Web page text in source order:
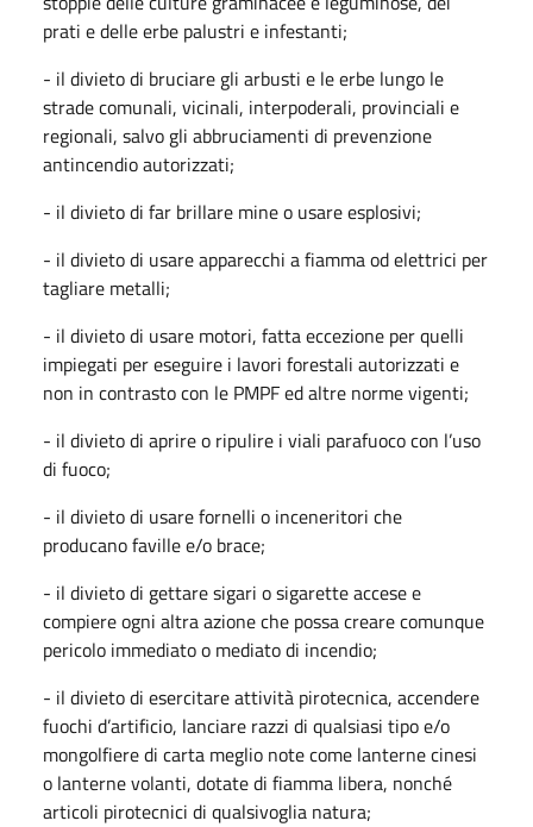
prati e delle erbe palustri e infestanti;
- il divieto di bruciare gli arbusti e le erbe lungo le
strade comunali, vicinali, interpoderali, provinciali e
regionali, salvo gli abbruciamenti di prevenzione
antincendio autorizzati;
- il divieto di far brillare mine o usare esplosivi;
- il divieto di usare apparecchi a fiamma od elettrici per
tagliare metalli;
- il divieto di usare motori, fatta eccezione per quelli
impiegati per eseguire i lavori forestali autorizzati e
non in contrasto con le PMPF ed altre norme vigenti;
- il divieto di aprire o ripulire i viali parafuoco con l’uso
di fuoco;
- il divieto di usare fornelli o inceneritori che
producano faville e/o brace;
- il divieto di gettare sigari o sigarette accese e
compiere ogni altra azione che possa creare comunque
pericolo immediato o mediato di incendio;
- il divieto di esercitare attività pirotecnica, accendere
fuochi d’artificio, lanciare razzi di qualsiasi tipo e/o
mongolfiere di carta meglio note come lanterne cinesi
o lanterne volanti, dotate di fiamma libera, nonché
articoli pirotecnici di qualsivoglia natura;